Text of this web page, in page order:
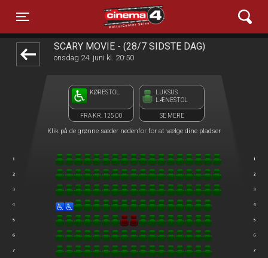
Toggle navigation
Cinema4
SCARY MOVIE - (28/7 SIDSTE DAG)
onsdag 24. juni kl. 20:50
KØRESTOL
FRA KR. 125,00
LUKSUS
LÆNESTOL
SE MERE
Klik på de grønne sæder nedenfor for at vælge dine pladser
front05-temp 014059